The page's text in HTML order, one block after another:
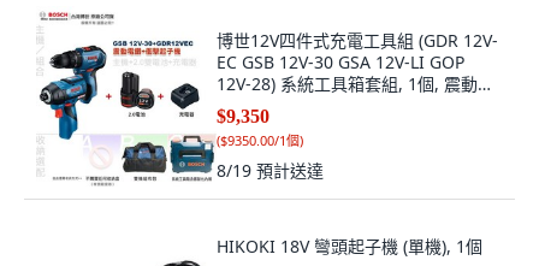
博世12V四件式充電工具組 (GDR 12V-
EC GSB 12V-30 GSA 12V-LI GOP
12V-28) 系統工具箱套組, 1個, 震動電
鑽+魔切機,雙機組布包
$9,350
($9350.00/1個)
8/19 預計送達
HIKOKI 18V 彎頭起子機 (單機), 1個